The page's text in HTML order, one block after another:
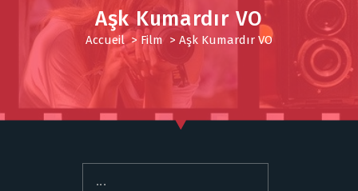
Aşk Kumardır VO
Accueil> Film> Aşk Kumardır VO